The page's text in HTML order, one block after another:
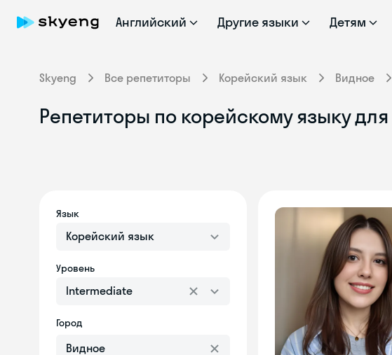
Английский Другие языки Детям
Skyeng Все репетиторы Корейский язык Видное
Репетиторы по корейскому языку
Язык
Корейский язык
Уровень
Intermediate
Город